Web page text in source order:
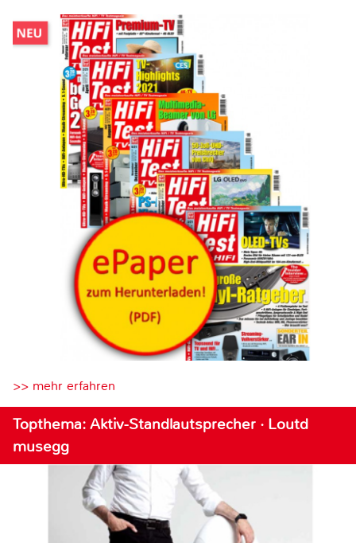
>> mehr erfahren
Topthema: Aktiv-Standlautsprecher · Loutd
musegg